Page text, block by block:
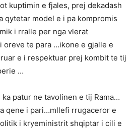
kuptimin e fjales, prej dekadash
qytetar model e i pa kompromis
i rralle per nga vlerat
te para …ikone e gjalle e
e i respektuar prej kombit te tij
…
patur ne tavolinen e tij Rama…
qene i pari…mllefi rrugaceror e
i kryeministrit shqiptar i cili e